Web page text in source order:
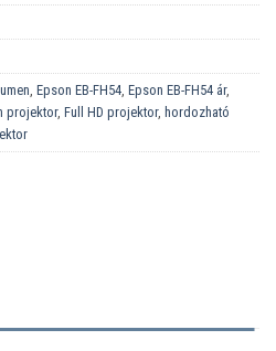
, Epson EB-FH54, Epson EB-FH54 ár,
projektor, Full HD projektor, hordozható